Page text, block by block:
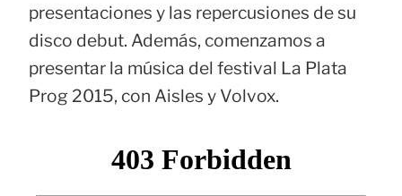
presentaciones y las repercusiones de su
disco debut. Además, comenzamos a
presentar la música del festival La Plata
Prog 2015, con Aisles y Volvox.